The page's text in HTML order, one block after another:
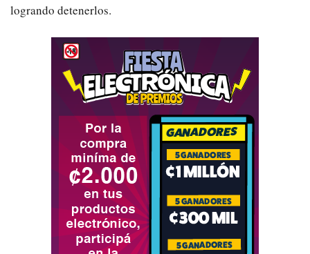
logrando detenerlos.